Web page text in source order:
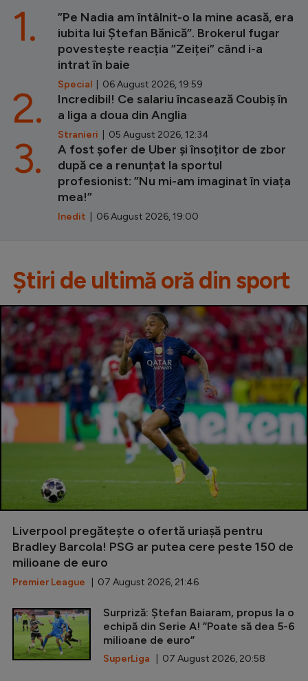
”Pe Nadia am întâlnit-o la mine acasă, era
iubita lui Ștefan Bănică”. Brokerul fugar
povestește reacția ”Zeiței” când i-a
intrat în baie
Special | 06 August 2026, 19:59
1.
Incredibil! Ce salariu încasează Coubiș în
a liga a doua din Anglia
Stranieri | 05 August 2026, 12:34
2.
A fost șofer de Uber și însoțitor de zbor
după ce a renunțat la sportul
profesionist: ”Nu mi-am imaginat în viața
mea!”
Inedit | 06 August 2026, 19:00
3.
Știri de ultimă oră din sport
Liverpool pregătește o ofertă uriașă pentru
Bradley Barcola! PSG ar putea cere peste 150 de
milioane de euro
Premier League | 07 August 2026, 21:46
Surpriză: Ștefan Baiaram, propus la o
echipă din Serie A! ”Poate să dea 5-6
milioane de euro”
SuperLiga | 07 August 2026, 20:58